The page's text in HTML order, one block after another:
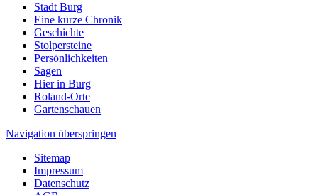
Stadt Burg
Eine kurze Chronik
Geschichte
Stolpersteine
Persönlichkeiten
Sagen
Hier in Burg
Roland-Orte
Gartenschauen
Navigation überspringen
Sitemap
Impressum
Datenschutz